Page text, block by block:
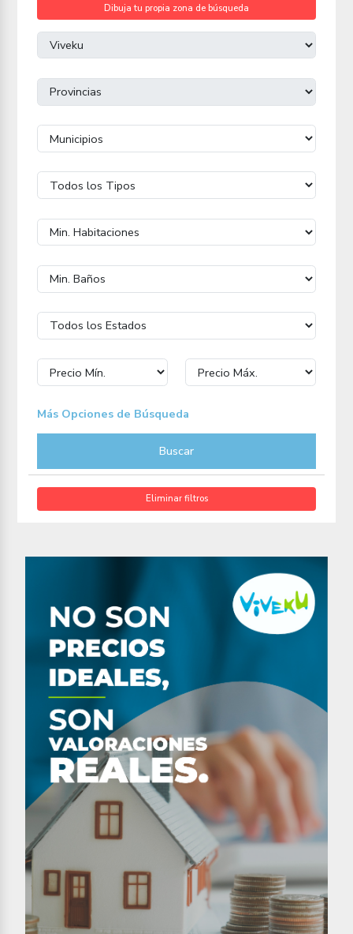
Dibuja tu propia zona de búsqueda
Más Opciones de Búsqueda
Buscar
Eliminar filtros